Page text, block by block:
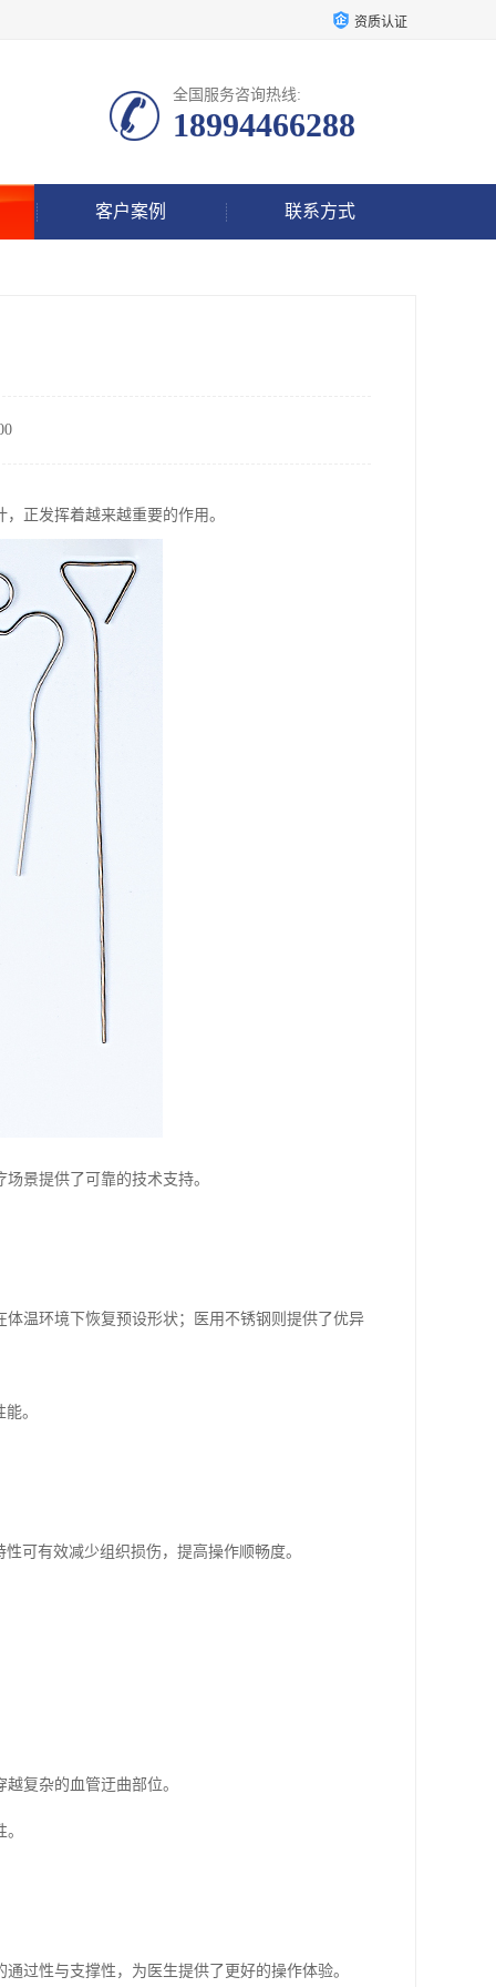
资质认证
全国服务咨询热线:
18994466288
客户案例 联系方式
正发挥着越来越重要的作用。
景提供了可靠的技术支持。
温环境下恢复预设形状；医用不锈钢则提供了优异
。
可有效减少组织损伤，提高操作顺畅度。
复杂的血管迂曲部位。
过性与支撑性，为医生提供了更好的操作体验。